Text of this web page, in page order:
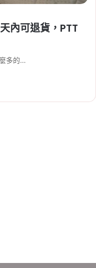
內可退貨，PTT
多的…